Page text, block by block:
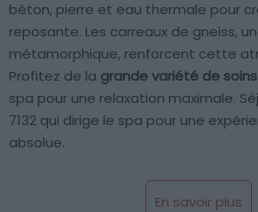
béton, pierre et eau thermale pour
reposante. Les carreaux de gneiss,
métamorphique, renforcent cette
Profitez de la grande variété de soins
spa pour une relaxation maximale.
7132 qui dirige le spa pour une
absolue.
En savoir plus